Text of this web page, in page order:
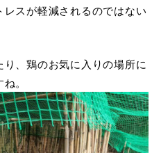
スが軽減されるのではない
、鶏のお気に入りの場所に
。